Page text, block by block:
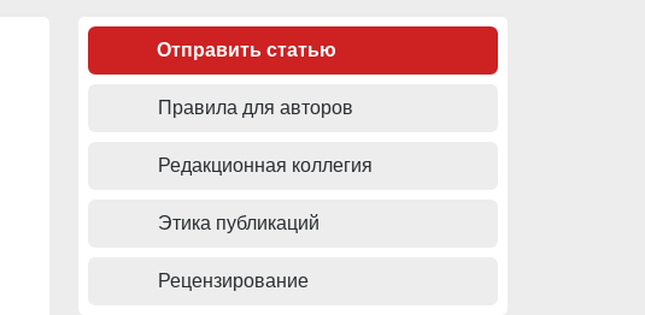
Отправить статью
Правила для авторов
Редакционная коллегия
Этика публикаций
Рецензирование